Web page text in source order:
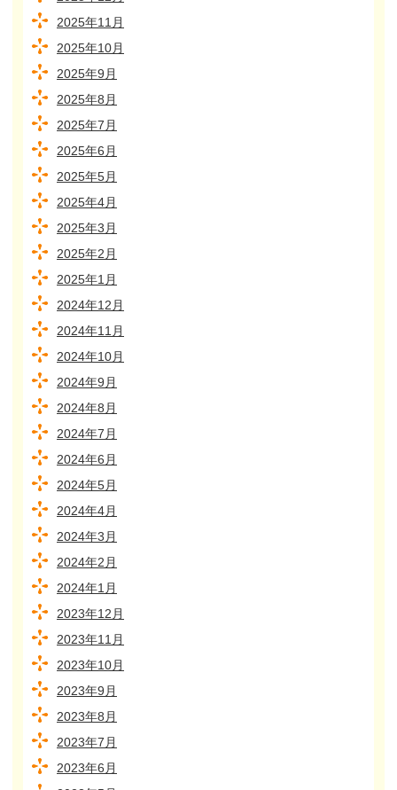
2025年11月
2025年10月
2025年9月
2025年8月
2025年7月
2025年6月
2025年5月
2025年4月
2025年3月
2025年2月
2025年1月
2024年12月
2024年11月
2024年10月
2024年9月
2024年8月
2024年7月
2024年6月
2024年5月
2024年4月
2024年3月
2024年2月
2024年1月
2023年12月
2023年11月
2023年10月
2023年9月
2023年8月
2023年7月
2023年6月